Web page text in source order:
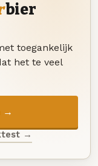
bier
toegankelijk
het te veel
→
→